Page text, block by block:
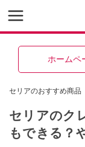
ホームペ
セリアのおすすめ商品
セリアのク
もできる？